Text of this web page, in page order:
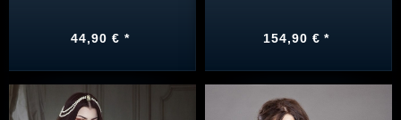
44,90 € * 154,90 € *